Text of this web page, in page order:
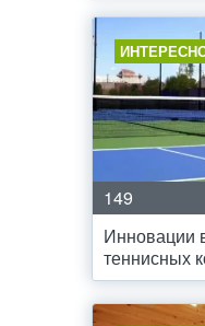
149
Инновации
теннисных